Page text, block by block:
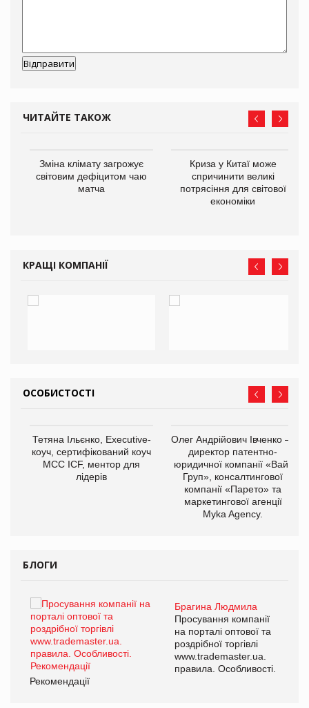
ЧИТАЙТЕ ТАКОЖ
Зміна клімату загрожує
світовим дефіцитом чаю
матча
Криза у Китаї може
спричинити великі
потрясіння для світової
економіки
КРАЩІ КОМПАНІЇ
ОСОБИСТОСТІ
Тетяна Ільєнко, Executive-
коуч, сертифікований коуч
МСС ICF, ментор для
лідерів
Олег Андрійович Івченко —
директор патентно-
юридичної компанії «Вайз
Груп», консалтингової
компанії «Парето» та
маркетингової агенції
Myka Agency.
БЛОГИ
Брагина Людмила
Просування компанії
на порталі оптової та
роздрібної торгівлі
www.trademaster.ua.
правила. Особливості.
Рекомендації